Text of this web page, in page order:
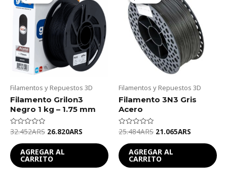
Filamentos y Repuestos 3D
Filamento Grilon3
Negro 1 kg – 1.75 mm
Valorado
de
5
32.452ARS
32.452ARS.
26.820ARS
26.820ARS.
AGREGAR AL
CARRITO
Filamentos y Repuestos 3D
Filamento 3N3 Gris
Acero
Valorado
de
5
25.484ARS
25.484ARS.
21.065ARS
AGREGAR AL
CARRITO